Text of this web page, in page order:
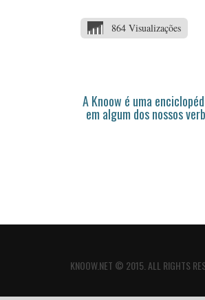
864 Visualizações
A Knoow é uma
em algum dos nossos
KNOOW.NET © 2015. ALL RIGHTS